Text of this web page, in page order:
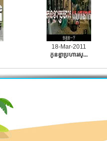
18-Mar-2011
កូនខ្លាប្រហារស្...